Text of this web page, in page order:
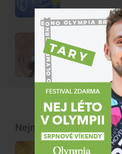
Mladí
na Kraví hoře.
náhradu
Nejnovější články
Tak detailně